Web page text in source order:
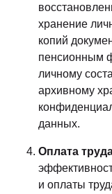
хранение
копий
пенсионным
личному
архивному
данных.
Оплата
и оплаты